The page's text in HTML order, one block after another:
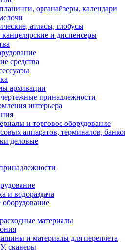
органайзеры, календари
атласы, глобусы
и диспенсеры
средства
архивации
принадлежности
интерьера
и торговое оборудование
аппаратов, терминалов,
деловые
и водораздача
материалы
и материалы для переплета
сканеры